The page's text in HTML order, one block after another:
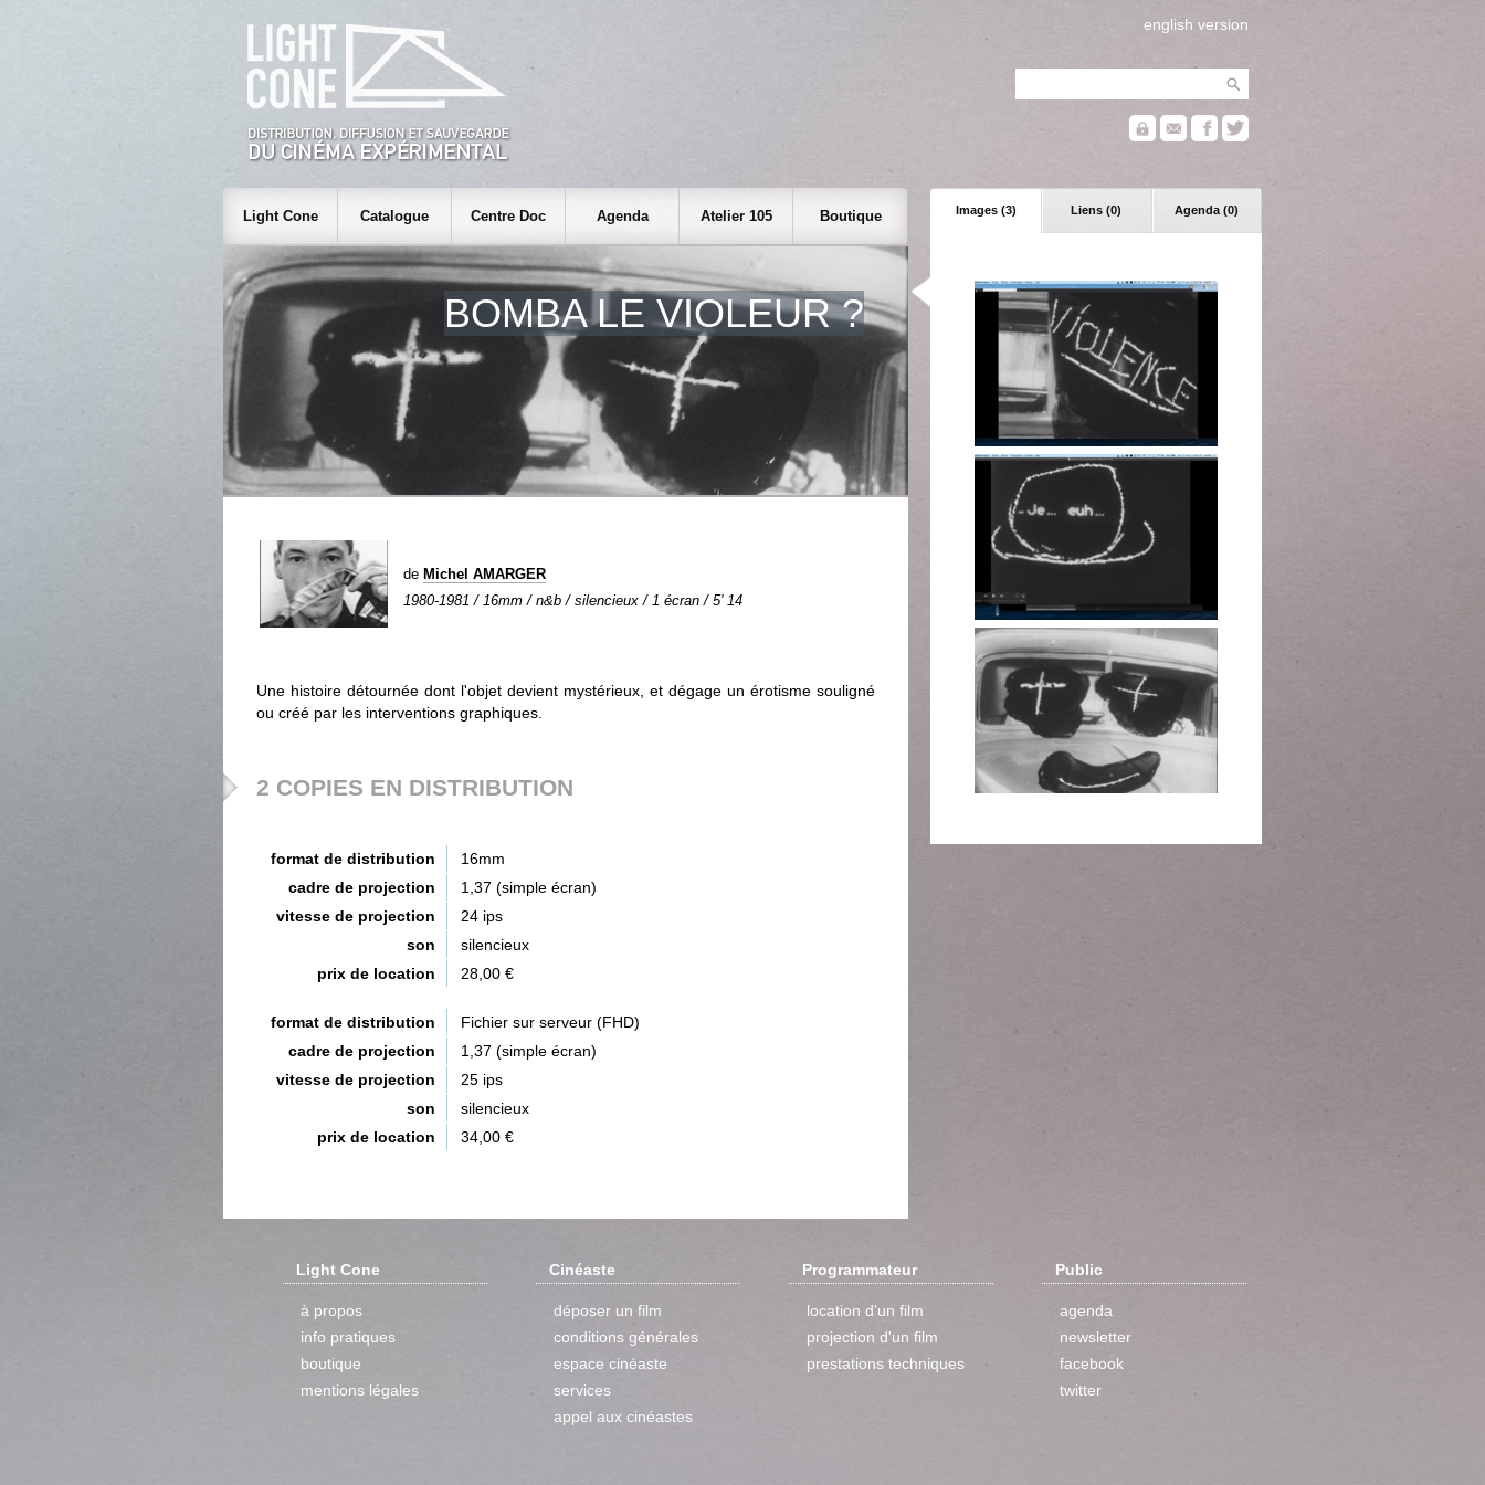
english version
Images (3) Liens (0) Agenda (0)
Light Cone Catalogue Centre Doc Agenda Atelier 105 Boutique
BOMBA LE VIOLEUR ?
de Michel AMARGER
1980-1981 / 16mm / n&b / silencieux / 1 écran / 5' 14
Une histoire détournée dont l'objet devient mystérieux, et dégage un érotisme souligné
ou créé par les interventions graphiques.
2 COPIES EN DISTRIBUTION
format de distribution
16mm
cadre de projection
1,37 (simple écran)
vitesse de projection
24 ips
son
silencieux
prix de location
28,00 €
format de distribution
Fichier sur serveur (FHD)
cadre de projection
1,37 (simple écran)
vitesse de projection
25 ips
son
silencieux
prix de location
34,00 €
Light Cone
à propos
info pratiques
boutique
mentions légales
Cinéaste
déposer un film
conditions générales
espace cinéaste
services
appel aux cinéastes
Programmateur
location d'un film
projection d'un film
prestations techniques
Public
agenda
newsletter
facebook
twitter